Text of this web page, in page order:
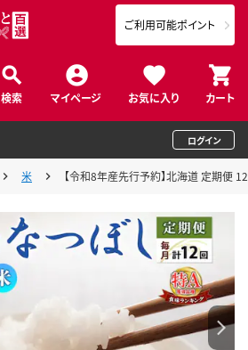
検索 マイページ お気に入り カート
ご利用可能ポイント
ログイン
米 【令和8年産先行予約】北海道 定期便